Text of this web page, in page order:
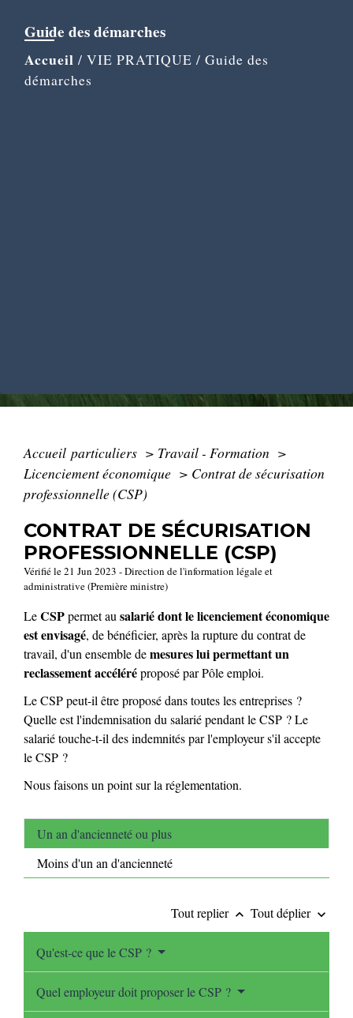
Guide des démarches
Accueil / VIE PRATIQUE / Guide des
démarches
Accueil particuliers > Travail - Formation >
Licenciement économique > Contrat de sécurisation
professionnelle (CSP)
CONTRAT DE SÉCURISATION
PROFESSIONNELLE (CSP)
Vérifié le 21 Jun 2023 - Direction de l'information légale et
administrative (Première ministre)
LeCSPpermet au salarié dont le licenciement économique
est envisagé, de bénéficier, après la rupture du contrat de
travail, d'un ensemble demesures lui permettant un
reclassement accéléréproposé par Pôle emploi.
Le CSP peut-il être proposé dans toutes les entreprises ?
Quelle est l'indemnisation du salarié pendant le CSP ? Le
salarié touche-t-il des indemnités par l'employeur s'il accepte
le CSP ?
Nous faisons un point sur la réglementation.
Un an d'ancienneté ou plus
Moins d'un an d'ancienneté
Tout replier keyboard_arrow_up Tout déplier keyboard_arrow_down
Qu'est-ce que le CSP ?
Quel employeur doit proposer le CSP ?